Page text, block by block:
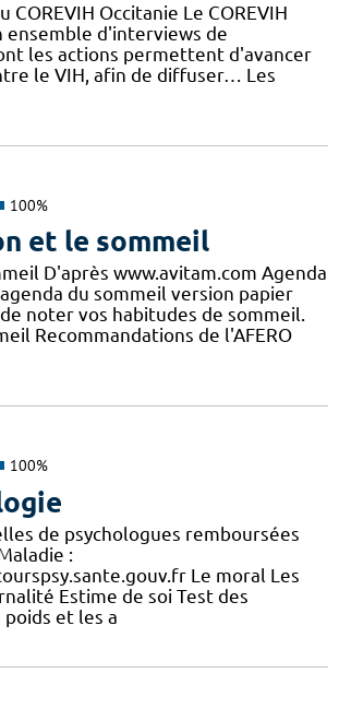
COREVIH Occitanie Le COREVIH
ensemble d'interviews de
les actions permettent d'avancer
le VIH, afin de diffuser… Les
100%
et le sommeil
D'après www.avitam.com Agenda
du sommeil version papier
noter vos habitudes de sommeil.
Recommandations de l'AFERO
100%
de psychologues remboursées
:
Le moral Les
Estime de soi Test des
et les a